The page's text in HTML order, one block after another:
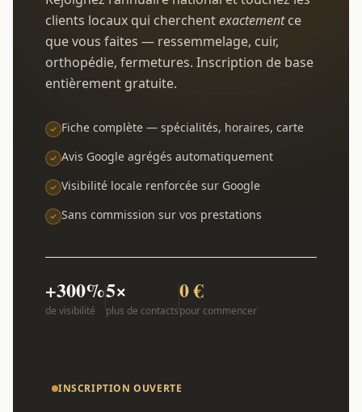
clients locaux qui cherchentexactementce
que vous faites — ressemmelage, cuir,
orthopédie, fermetures. Inscription de base
entièrement gratuite.
Fiche complète — spécialités, horaires, carte
Avis Google agrégés automatiquement
Visibilité locale renforcée sur Google
Sans commission sur vos prestations
+300%
de visibilité
5×
plus de contacts
0 €
pour commencer
INSCRIPTION OUVERTE